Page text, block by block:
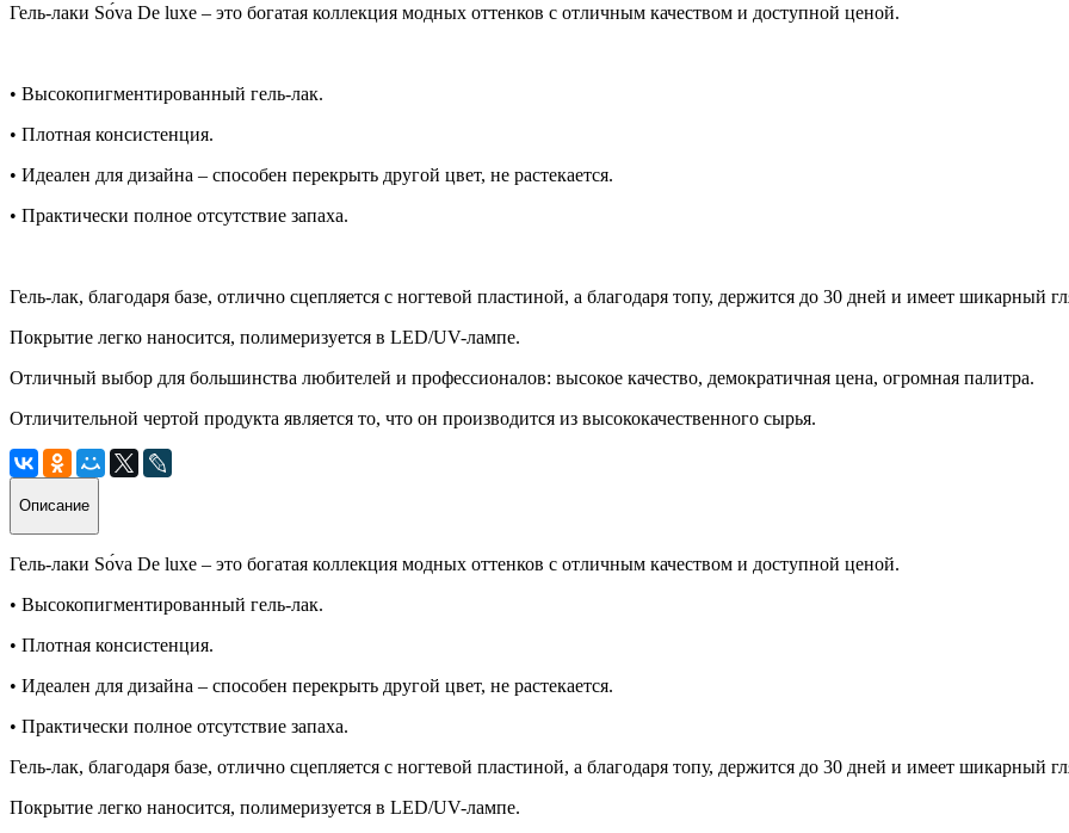
Гель-лаки Sо́va De luxe – это богатая коллекция модных оттенков с отличным качеством и доступной ценой.
• Высокопигментированный гель-лак.
• Плотная консистенция.
• Идеален для дизайна – способен перекрыть другой цвет, не растекается.
• Практически полное отсутствие запаха.
Гель-лак, благодаря базе, отлично сцепляется с ногтевой пластиной, а благодаря топу, держится до 30 дней и имеет шикарный
Покрытие легко наносится, полимеризуется в LED/UV-лампе.
Отличный выбор для большинства любителей и профессионалов: высокое качество, демократичная цена, огромная палитра.
Отличительной чертой продукта является то, что он производится из высококачественного сырья.
Описание
Гель-лаки Sо́va De luxe – это богатая коллекция модных оттенков с отличным качеством и доступной ценой.
• Высокопигментированный гель-лак.
• Плотная консистенция.
• Идеален для дизайна – способен перекрыть другой цвет, не растекается.
• Практически полное отсутствие запаха.
Гель-лак, благодаря базе, отлично сцепляется с ногтевой пластиной, а благодаря топу, держится до 30 дней и имеет шикарный
Покрытие легко наносится, полимеризуется в LED/UV-лампе.